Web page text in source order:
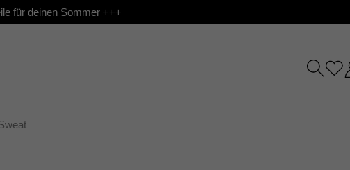
für deinen Sommer +++